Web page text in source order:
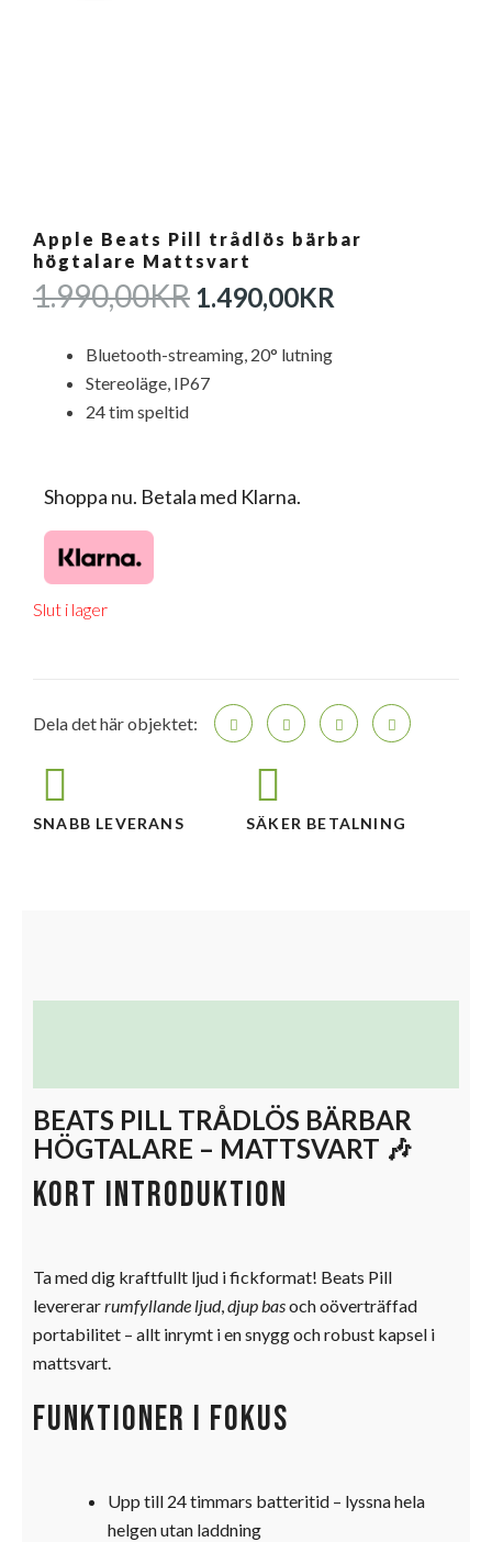
Apple Beats Pill trådlös bärbar
högtalare Mattsvart
1.990,00KR DET
URSPRUNGLIGA
PRISET
VAR:
1.490,00KR
Bluetooth-streaming, 20° lutning
Stereoläge, IP67
24 tim speltid
Shoppa nu. Betala med Klarna.
Slut i lager
Dela det här objektet:
SNABB LEVERANS SÄKER BETALNING
BEATS PILL TRÅDLÖS BÄRBAR
HÖGTALARE – MATTSVART 🎶
Kort introduktion
Ta med dig kraftfullt ljud i fickformat! Beats Pill
levererarrumfyllande ljud,djup basoch oöverträffad
portabilitet – allt inrymt i en snygg och robust kapsel i
mattsvart.
Funktioner i fokus
Upp till 24 timmars batteritid – lyssna hela
helgen utan laddning